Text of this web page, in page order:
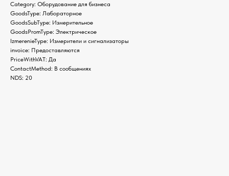
Category: Оборудование для бизнеса
GoodsType: Лабораторное
GoodsSubType: Измерительное
GoodsPromType: Электрическое
IzmerenieType: Измерители и сигнализаторы
invoice: Предоставляются
PriceWithVAT: Да
ContactMethod: В сообщениях
NDS: 20